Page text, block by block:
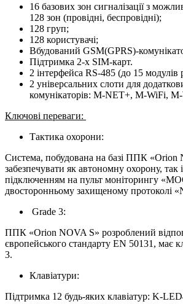
16 базових зон сигналізації з
128 зон (провідні, беспровідні);
128 груп;
128 користувачі;
Вбудований GSM(GPRS)-
Підтримка 2-х SIM-карт.
2 інтерфейса RS-485 (до 15
2 універсальних слоти для
комунікаторів: M-NET+, M-WiFi,
Ключові переваги:
Тактика охорони:
Система, побудована на базі ППК
забезпечувати як автономну охорону, так
підключенням на пульт моніторингу
двосторонньому захищеному протоколі
Grade 3:
ППК «Orion NOVA S» розроблений
європейського стандарту EN 50131, має
3.
Клавіатури:
Підтримка 12 будь-яких клавіатур: K-